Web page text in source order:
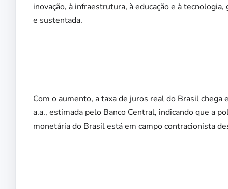
inovação, à infraestrutura, à educação e à
e sustentada.
Com o aumento, a taxa de juros real do Brasil
a.a., estimada pelo Banco Central, indicando que a
monetária do Brasil está em campo contracionista